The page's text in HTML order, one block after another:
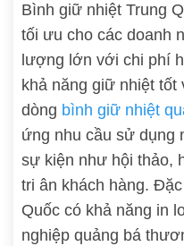
Bình giữ nhiệt Trung
tối ưu cho các doanh
lượng lớn với chi phí
khả năng giữ nhiệt tốt
dòng bình giữ nhiệt
ứng nhu cầu sử dụng
sự kiện như hội thảo,
tri ân khách hàng.
Quốc có khả năng in
nghiệp quảng bá